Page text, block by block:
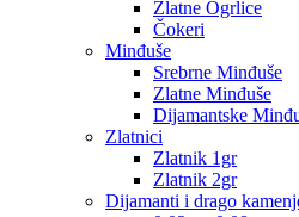
Zlatne Ogrlice
Čokeri
Minđuše
Srebrne Minđuše
Zlatne Minđuše
Dijamantske
Zlatnici
Zlatnik 1gr
Zlatnik 2gr
Dijamanti i drago